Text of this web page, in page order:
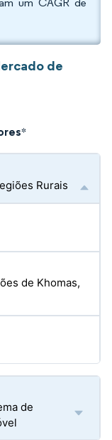
de
*
Rurais
de Khomas,
de